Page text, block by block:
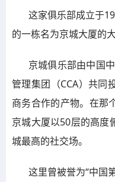
这家俱乐部成立于
的一栋名为京城大厦的大
京城俱乐部由中国
管理集团（CCA）共同
商务合作的产物。在那
京城大厦以50层的高度
城最高的社交场。
这里曾被誉为“中国